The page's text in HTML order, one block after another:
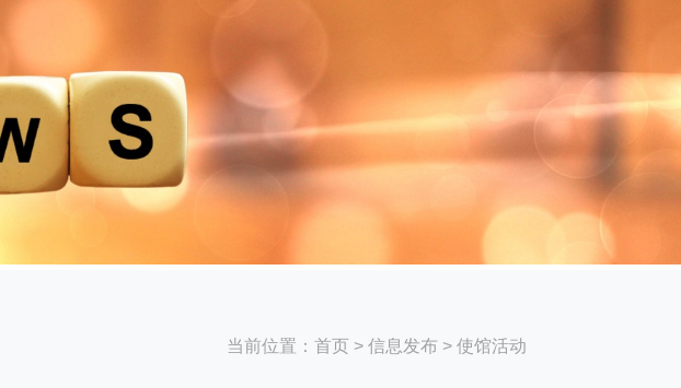
当前位置： 首页> 信息发布 > 使馆活动